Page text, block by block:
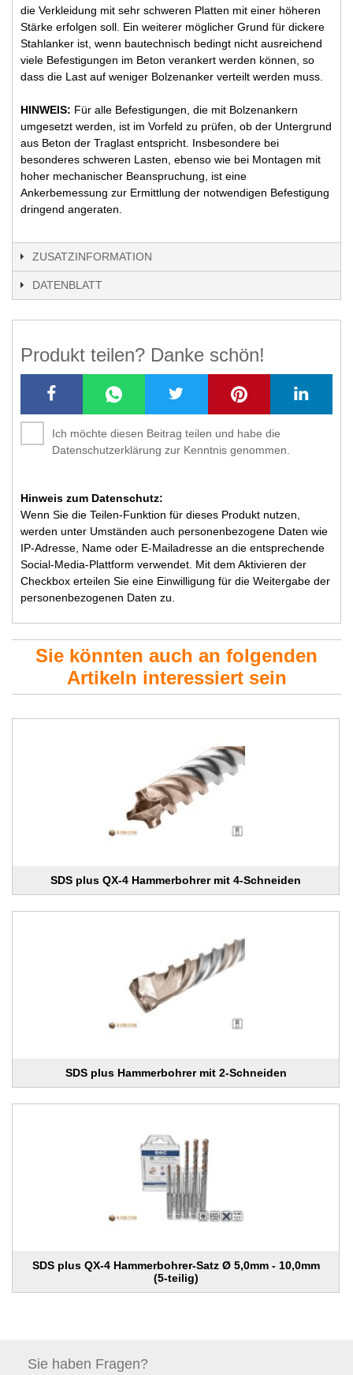
die Verkleidung mit sehr schweren Platten mit einer höheren
Stärke erfolgen soll. Ein weiterer möglicher Grund für dickere
Stahlanker ist, wenn bautechnisch bedingt nicht ausreichend
viele Befestigungen im Beton verankert werden können, so
dass die Last auf weniger Bolzenanker verteilt werden muss.
HINWEIS: Für alle Befestigungen, die mit Bolzenankern
umgesetzt werden, ist im Vorfeld zu prüfen, ob der Untergrund
aus Beton der Traglast entspricht. Insbesondere bei
besonderes schweren Lasten, ebenso wie bei Montagen mit
hoher mechanischer Beanspruchung, ist eine
Ankerbemessung zur Ermittlung der notwendigen Befestigung
dringend angeraten.
ZUSATZINFORMATION
DATENBLATT
Produkt teilen? Danke schön!
Ich möchte diesen Beitrag teilen und habe die
Datenschutzerklärung zur Kenntnis genommen.
Hinweis zum Datenschutz:
Wenn Sie die Teilen-Funktion für dieses Produkt nutzen,
werden unter Umständen auch personenbezogene Daten wie
IP-Adresse, Name oder E-Mailadresse an die entsprechende
Social-Media-Plattform verwendet. Mit dem Aktivieren der
Checkbox erteilen Sie eine Einwilligung für die Weitergabe der
personenbezogenen Daten zu.
Sie könnten auch an folgenden
Artikeln interessiert sein
SDS plus QX-4 Hammerbohrer mit 4-Schneiden
SDS plus Hammerbohrer mit 2-Schneiden
SDS plus QX-4 Hammerbohrer-Satz Ø 5,0mm - 10,0mm
(5-teilig)
Sie haben Fragen?